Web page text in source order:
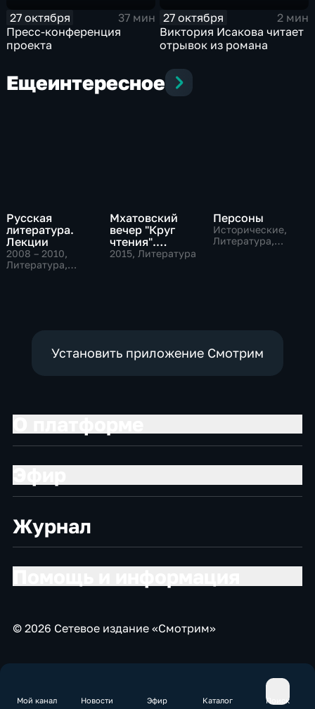
Мой канал Новости Эфир Каталог Поиск
27 октября
37 мин
Пресс-конференция
проекта
27 октября
2 мин
Виктория Исакова читает
отрывок из романа
Ещеинтересное
Русская
литература.
Лекции
2008 – 2010,
Литература,
Мхатовский
вечер "Круг
чтения".
Церемония
2015, Литература
Персоны
Исторические,
Литература,
Установить приложение Смотрим
Журнал
© 2026 Сетевое издание «Смотрим»